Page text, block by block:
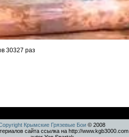
30327 раз
Крымские Грязевые Бои © 2008
сайта ссылка на http://